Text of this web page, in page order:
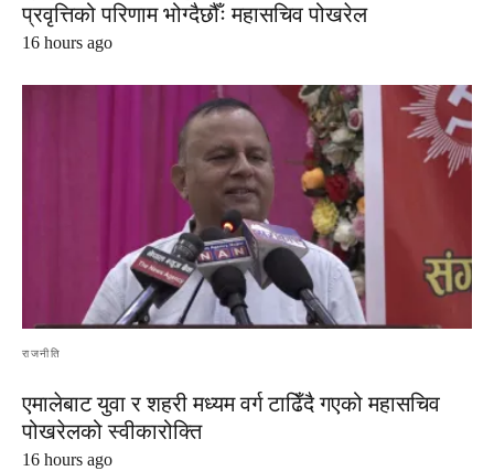
प्रवृत्तिको परिणाम भोग्दैछौँः महासचिव पोखरेल
16 hours ago
राजनीति
एमालेबाट युवा र शहरी मध्यम वर्ग टाढिँदै गएको महासचिव
पोखरेलको स्वीकारोक्ति
16 hours ago